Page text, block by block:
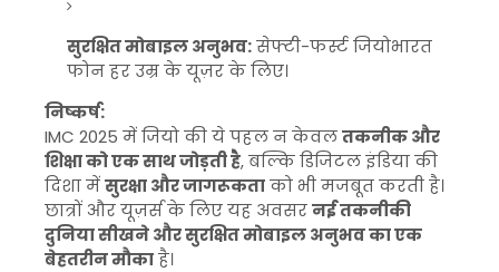
सुरक्षित मोबाइल अनुभव:सेफ्टी-फर्स्ट जियोभारत
फोन हर उम्र के यूज़र के लिए।
निष्कर्ष:
IMC 2025 में जियो की ये पहल न केवलतकनीक और
शिक्षा को एक साथ जोड़ती है, बल्कि डिजिटल इंडिया की
दिशा मेंसुरक्षा और जागरूकताको भी मजबूत करती है।
छात्रों और यूज़र्स के लिए यह अवसरनई तकनीकी
दुनिया सीखने और सुरक्षित मोबाइल अनुभव का एक
बेहतरीन मौकाहै।